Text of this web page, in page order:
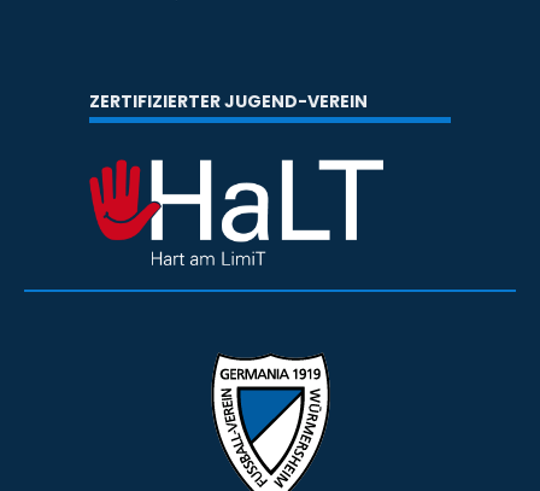
ZERTIFIZIERTER JUGEND-VEREIN